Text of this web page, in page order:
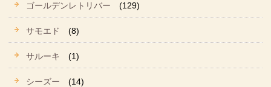
ゴールデンレトリバー (129)
サモエド (8)
サルーキ (1)
シーズー (14)